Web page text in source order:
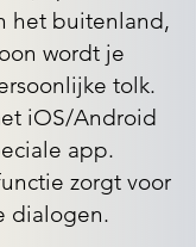
het buitenland,
wordt je
tolk.
iOS/Android
app.
zorgt voor
dialogen.